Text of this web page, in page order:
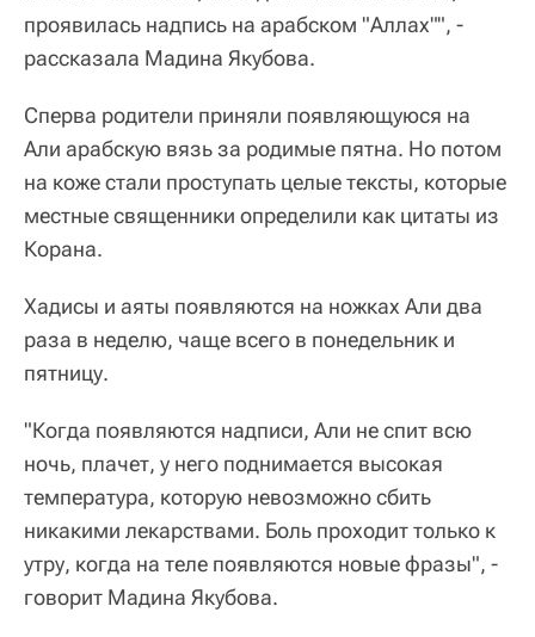
проявилась надпись на арабском "Аллах"", -
рассказала Мадина Якубова.
Сперва родители приняли появляющуюся на
Али арабскую вязь за родимые пятна. Но потом
на коже стали проступать целые тексты, которые
местные священники определили как цитаты из
Корана.
Хадисы и аяты появляются на ножках Али два
раза в неделю, чаще всего в понедельник и
пятницу.
"Когда появляются надписи, Али не спит всю
ночь, плачет, у него поднимается высокая
температура, которую невозможно сбить
никакими лекарствами. Боль проходит только к
утру, когда на теле появляются новые фразы", -
говорит Мадина Якубова.